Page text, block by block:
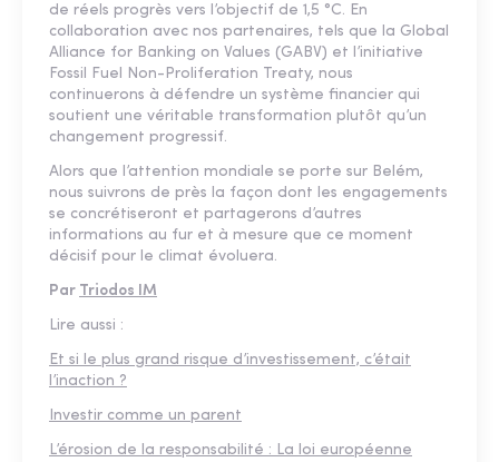
de réels progrès vers l’objectif de 1,5 °C. En
collaboration avec nos partenaires, tels que la Global
Alliance for Banking on Values (GABV) et l’initiative
Fossil Fuel Non-Proliferation Treaty, nous
continuerons à défendre un système financier qui
soutient une véritable transformation plutôt qu’un
changement progressif.
Alors que l’attention mondiale se porte sur Belém,
nous suivrons de près la façon dont les engagements
se concrétiseront et partagerons d’autres
informations au fur et à mesure que ce moment
décisif pour le climat évoluera.
Par Triodos IM
Lire aussi :
Et si le plus grand risque d’investissement, c’était
l’inaction ?
Investir comme un parent
L’érosion de la responsabilité : La loi européenne